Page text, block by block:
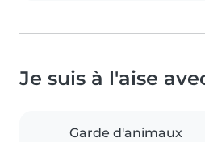
Je suis à l'aise
Garde d'animaux